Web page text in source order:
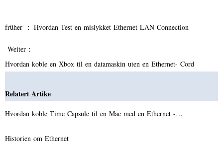
früher ： Hvordan Test en mislykket Ethernet LAN Connection
Weiter：
Hvordan koble en Xbox til en datamaskin uten en Ethernet- Cord
Relatert Artike
Hvordan koble Time Capsule til en Mac med en Ethernet -…
Historien om Ethernet